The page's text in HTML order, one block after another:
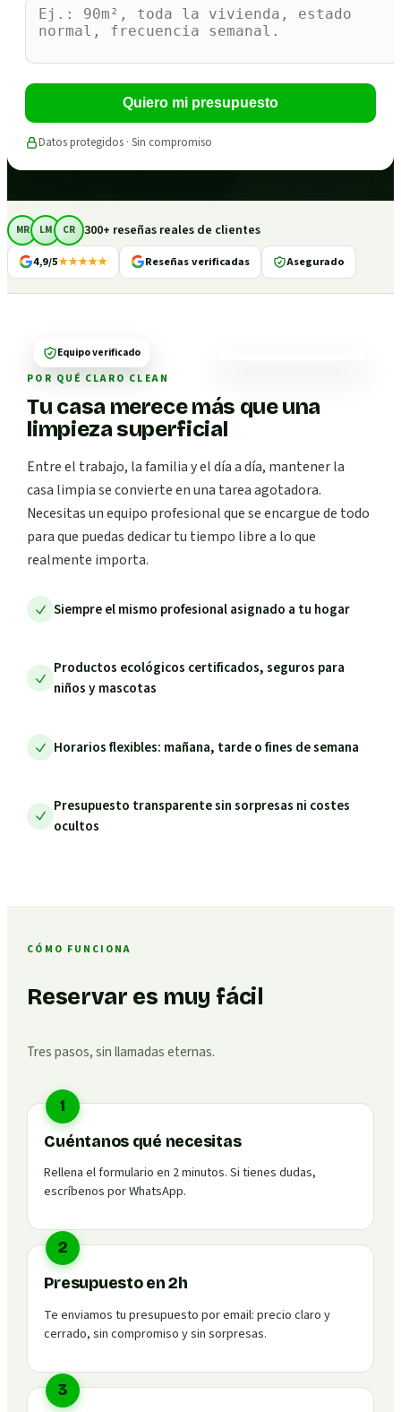
Quiero mi presupuesto
Datos protegidos · Sin compromiso
MR LM CR 300+ reseñas reales de clientes
4,9/5★★★★★ Reseñas verificadas Asegurado
POR QUÉ CLARO CLEAN
Tu casa merece más que una
limpieza superficial
Entre el trabajo, la familia y el día a día, mantener la
casa limpia se convierte en una tarea agotadora.
Necesitas un equipo profesional que se encargue de todo
para que puedas dedicar tu tiempo libre a lo que
realmente importa.
Siempre el mismo profesional asignado a tu hogar
Productos ecológicos certificados, seguros para
niños y mascotas
Horarios flexibles: mañana, tarde o fines de semana
Presupuesto transparente sin sorpresas ni costes
ocultos
Equipo verificado
CÓMO FUNCIONA
Reservar es muy fácil
Tres pasos, sin llamadas eternas.
1
Cuéntanos qué necesitas
Rellena el formulario en 2 minutos. Si tienes dudas,
escríbenos por WhatsApp.
2
Presupuesto en 2h
Te enviamos tu presupuesto por email: precio claro y
cerrado, sin compromiso y sin sorpresas.
3